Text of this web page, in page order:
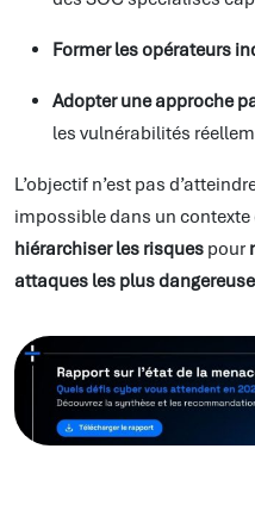
Former les opérateurs
Adopter une approche
les vulnérabilités
L’objectif n’est pas
impossible dans un
hiérarchiser les risques pour
attaques les plus